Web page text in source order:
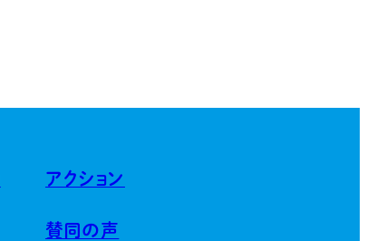
アクション
賛同の声